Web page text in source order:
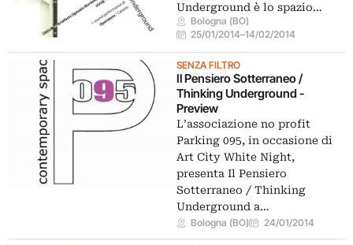
Underground è lo spazio…
Bologna (BO)
25/01/2014–14/02/2014
SENZA FILTRO
Il Pensiero Sotterraneo /
Thinking Underground -
Preview
L’associazione no profit
Parking 095, in occasione di
Art City White Night,
presenta Il Pensiero
Sotterraneo / Thinking
Underground a…
Bologna (BO) 24/01/2014